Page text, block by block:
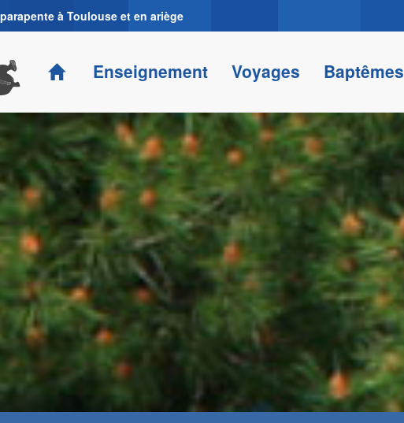
à Toulouse et en ariège
Enseignement Voyages Baptêmes